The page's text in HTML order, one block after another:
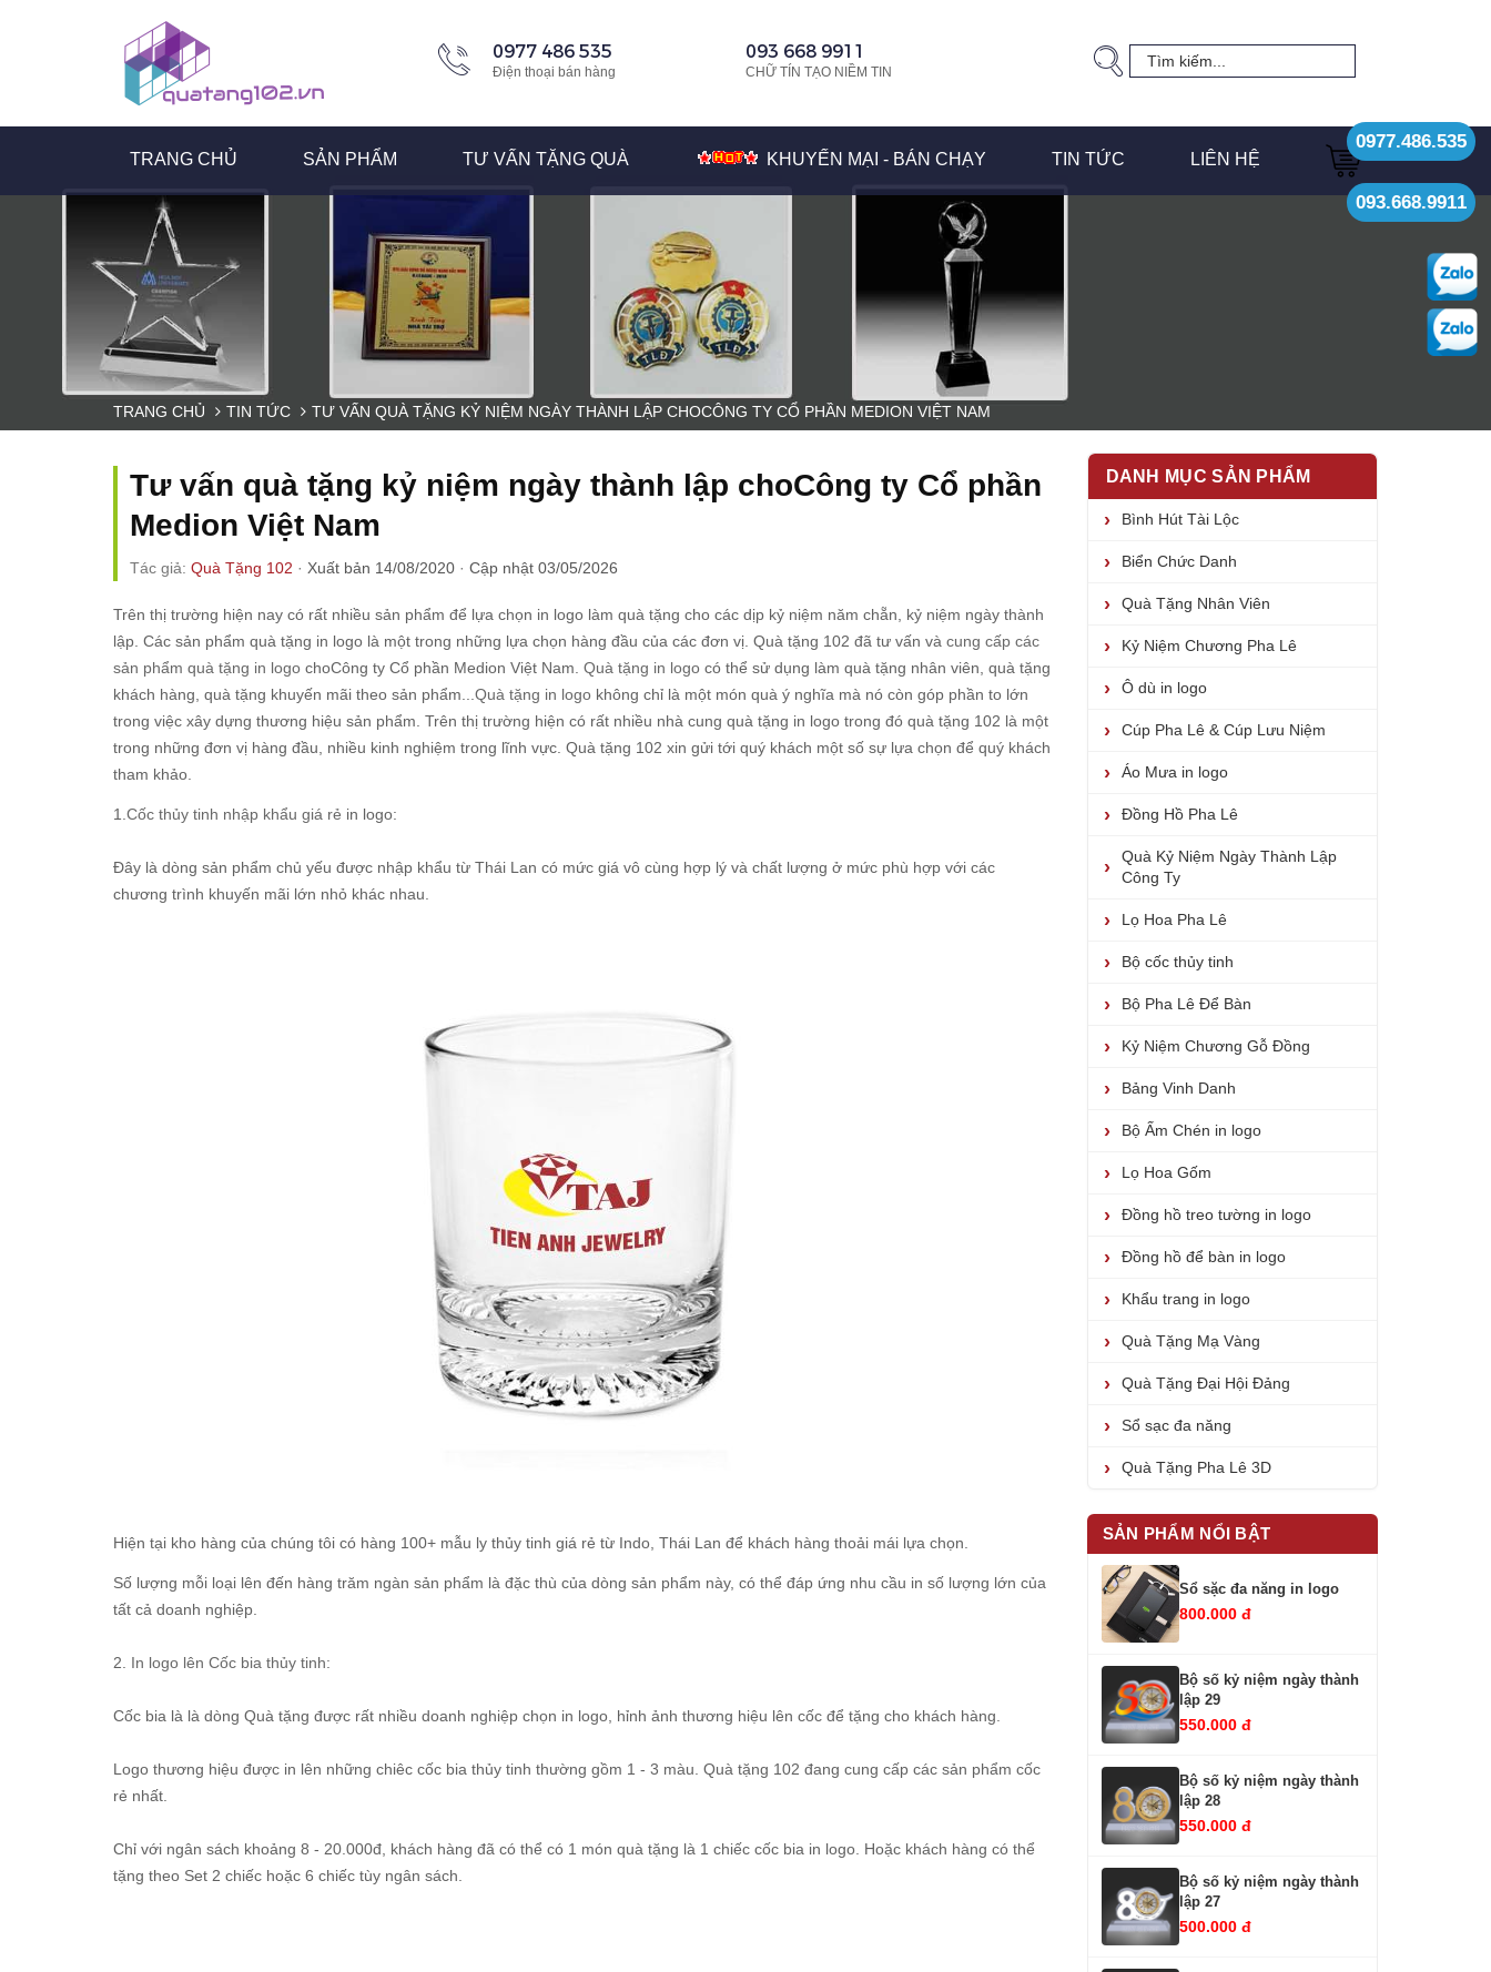
0977 486 535
Điện thoại bán hàng
093 668 9911
CHỮ TÍN TẠO NIỀM TIN
TRANG CHỦ SẢN PHẨM TƯ VẤN TẶNG QUÀ KHUYẾN MẠI - BÁN CHẠY TIN TỨC LIÊN HỆ
0977.486.535
093.668.9911
TRANG CHỦ TIN TỨC TƯ VẤN QUÀ TẶNG KỶ NIỆM NGÀY THÀNH LẬP CHOCÔNG TY CỔ PHẦN MEDION VIỆT NAM
Tư vấn quà tặng kỷ niệm ngày thành lập choCông ty Cổ phần
Medion Việt Nam
Tác giả: Quà Tặng 102 · Xuất bản 14/08/2020 · Cập nhật 03/05/2026
Trên thị trường hiện nay có rất nhiều sản phẩm để lựa chọn in logo làm quà tặng cho các dịp kỷ niệm năm chẵn, kỷ niệm ngày thành
lập. Các sản phẩm quà tặng in logo là một trong những lựa chọn hàng đầu của các đơn vị. Quà tặng 102 đã tư vấn và cung cấp các
sản phẩm quà tặng in logo choCông ty Cổ phần Medion Việt Nam. Quà tặng in logo có thể sử dụng làm quà tặng nhân viên, quà tặng
khách hàng, quà tặng khuyến mãi theo sản phẩm... Quà tặng in logo không chỉ là một món quà ý nghĩa mà nó còn góp phần to lớn
trong việc xây dựng thương hiệu sản phẩm. Trên thị trường hiện có rất nhiều nhà cung quà tặng in logo trong đó quà tặng 102 là một
trong những đơn vị hàng đầu, nhiều kinh nghiệm trong lĩnh vực. Quà tặng 102 xin gửi tới quý khách một số sự lựa chọn để quý khách
tham khảo.
1. Cốc thủy tinh nhập khẩu giá rẻ in logo:
Đây là dòng sản phẩm chủ yếu được nhập khẩu từ Thái Lan có mức giá vô cùng hợp lý và chất lượng ở mức phù hợp với các
chương trình khuyến mãi lớn nhỏ khác nhau.
Hiện tại kho hàng của chúng tôi có hàng 100+ mẫu ly thủy tinh giá rẻ từ Indo, Thái Lan để khách hàng thoải mái lựa chọn.
Số lượng mỗi loại lên đến hàng trăm ngàn sản phẩm là đặc thù của dòng sản phẩm này, có thể đáp ứng nhu cầu in số lượng lớn của
tất cả doanh nghiệp.
2. In logo lên Cốc bia thủy tinh:
Cốc bia là là dòng Quà tặng được rất nhiều doanh nghiệp chọn in logo, hỉnh ảnh thương hiệu lên cốc để tặng cho khách hàng.
Logo thương hiệu được in lên những chiêc cốc bia thủy tinh thường gồm 1 - 3 màu. Quà tặng 102 đang cung cấp các sản phẩm cốc
rẻ nhất.
Chỉ với ngân sách khoảng 8 - 20.000đ, khách hàng đã có thể có 1 món quà tặng là 1 chiếc cốc bia in logo. Hoặc khách hàng có thể
tặng theo Set 2 chiếc hoặc 6 chiếc tùy ngân sách.
DANH MỤC SẢN PHẨM
Bình Hút Tài Lộc
Biển Chức Danh
Quà Tặng Nhân Viên
Kỷ Niệm Chương Pha Lê
Ô dù in logo
Cúp Pha Lê & Cúp Lưu Niệm
Áo Mưa in logo
Đồng Hồ Pha Lê
Quà Kỷ Niệm Ngày Thành Lập
Công Ty
Lọ Hoa Pha Lê
Bộ cốc thủy tinh
Bộ Pha Lê Để Bàn
Kỷ Niệm Chương Gỗ Đồng
Bảng Vinh Danh
Bộ Ấm Chén in logo
Lọ Hoa Gốm
Đồng hồ treo tường in logo
Đồng hồ để bàn in logo
Khẩu trang in logo
Quà Tặng Mạ Vàng
Quà Tặng Đại Hội Đảng
Sổ sạc đa năng
Quà Tặng Pha Lê 3D
SẢN PHẨM NỔI BẬT
Sổ sặc đa năng in logo
800.000 đ
Bộ số kỷ niệm ngày thành
lập 29
550.000 đ
Bộ số kỷ niệm ngày thành
lập 28
550.000 đ
Bộ số kỷ niệm ngày thành
lập 27
500.000 đ